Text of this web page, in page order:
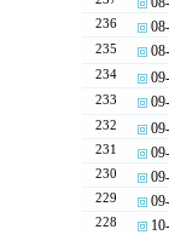
236
235
234
233
232
231
230
229
228